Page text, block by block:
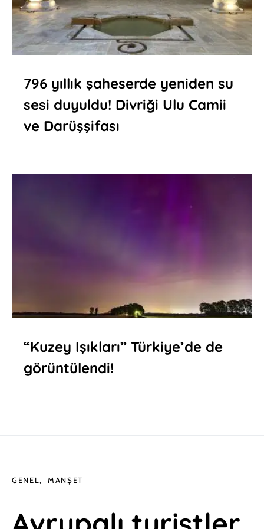
796 yıllık şaheserde yeniden su
sesi duyuldu! Divriği Ulu Camii
ve Darüşşifası
“Kuzey Işıkları” Türkiye’de de
görüntülendi!
GENEL MANŞET